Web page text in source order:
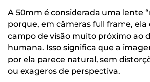
A 50mm é considerada uma lente
porque, em câmeras full frame, ela
campo de visão muito próximo ao
humana. Isso significa que a
por ela parece natural, sem
ou exageros de perspectiva.